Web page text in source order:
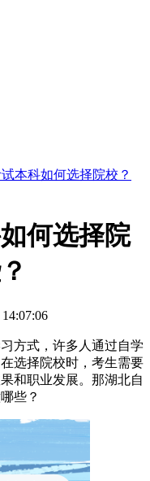
本科如何选择院校？
何选择院
方式，许多人通过自学
选择院校时，考生需要
和职业发展。那湖北自
些？